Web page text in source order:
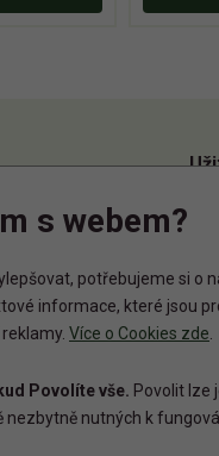
s webem?
potřebujeme si o
informace, které jsou
Více o Cookies zde
Povolíte vše. Povolit lze
nutných k